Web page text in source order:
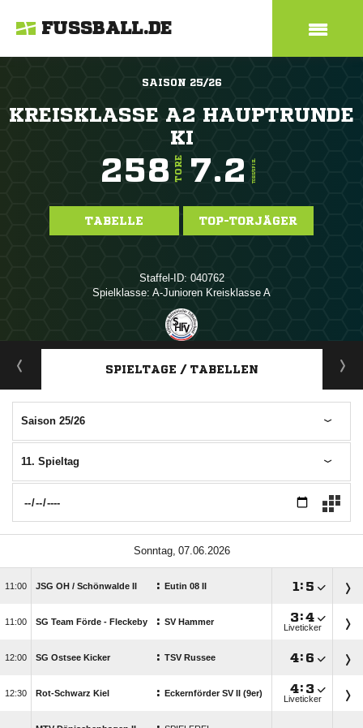
FUSSBALL.DE
SAISON 25/26
KREISKLASSE A2 HAUPTRUNDE
KI
258 TORE 7.2 TORE/SPIEL
TABELLE TOP-TORJÄGER
Staffel-ID: 040762
Spielklasse: A-Junioren Kreisklasse A
ANZEIGE
SPIELTAGE / TABELLEN
Saison 25/26
11. Spieltag
 
 JSG OH /​ Schönwalde II : Eutin 08 II  : 
 SG Team Förde - Fleckeby : SV Hammer :
Liveticker
 SG Ostsee Kicker : TSV Russee : 
 Rot-Schwarz Kiel : Eckernförder SV II (9er) : 
Liveticker